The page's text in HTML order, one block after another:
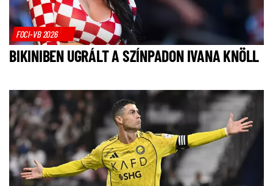
FOCI-VB 2026
BIKINIBEN UGRÁLT A SZÍNPADON IVANA KNÖLL